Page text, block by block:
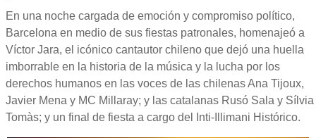
En una noche cargada de emoción y compromiso político,
Barcelona en medio de sus fiestas patronales, homenajeó a
Víctor Jara, el icónico cantautor chileno que dejó una huella
imborrable en la historia de la música y la lucha por los
derechos humanos en las voces de las chilenas Ana Tijoux,
Javier Mena y MC Millaray; y las catalanas Rusó Sala y Sílvia
Tomàs; y un final de fiesta a cargo del Inti-Illimani Histórico.